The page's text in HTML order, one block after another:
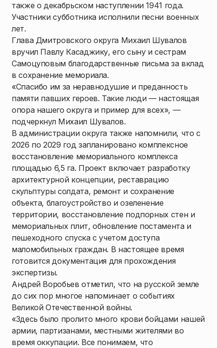
также о декабрьском наступлении 1941 года.
Участники субботника исполнили песни военных
лет.
Глава Дмитровского округа Михаил Шувалов
вручил Павлу Касаджику, его сыну и сестрам
Самоцуповым благодарственные письма за вклад
в сохранение мемориала.
«Спасибо им за неравнодушие и преданность
памяти павших героев. Такие люди — настоящая
опора нашего округа и пример для всех», —
подчеркнул Михаил Шувалов.
В администрации округа также напомнили, что с
2026 по 2029 год запланировано комплексное
восстановление мемориального комплекса
площадью 6,5 га. Проект включает разработку
архитектурной концепции, реставрацию
скульптуры солдата, ремонт и сохранение
объекта, благоустройство и озеленение
территории, восстановление подпорных стен и
мемориальных плит, обновление постамента и
пешеходного спуска с учетом доступа
маломобильных граждан. В настоящее время
готовится документация для прохождения
экспертизы.
Андрей Воробьев отметил, что на русской земле
до сих пор многое напоминает о событиях
Великой Отечественной войны.
«Здесь было пролито много крови бойцами нашей
армии, партизанами, местными жителями во
время оккупации. Все понимаем, что